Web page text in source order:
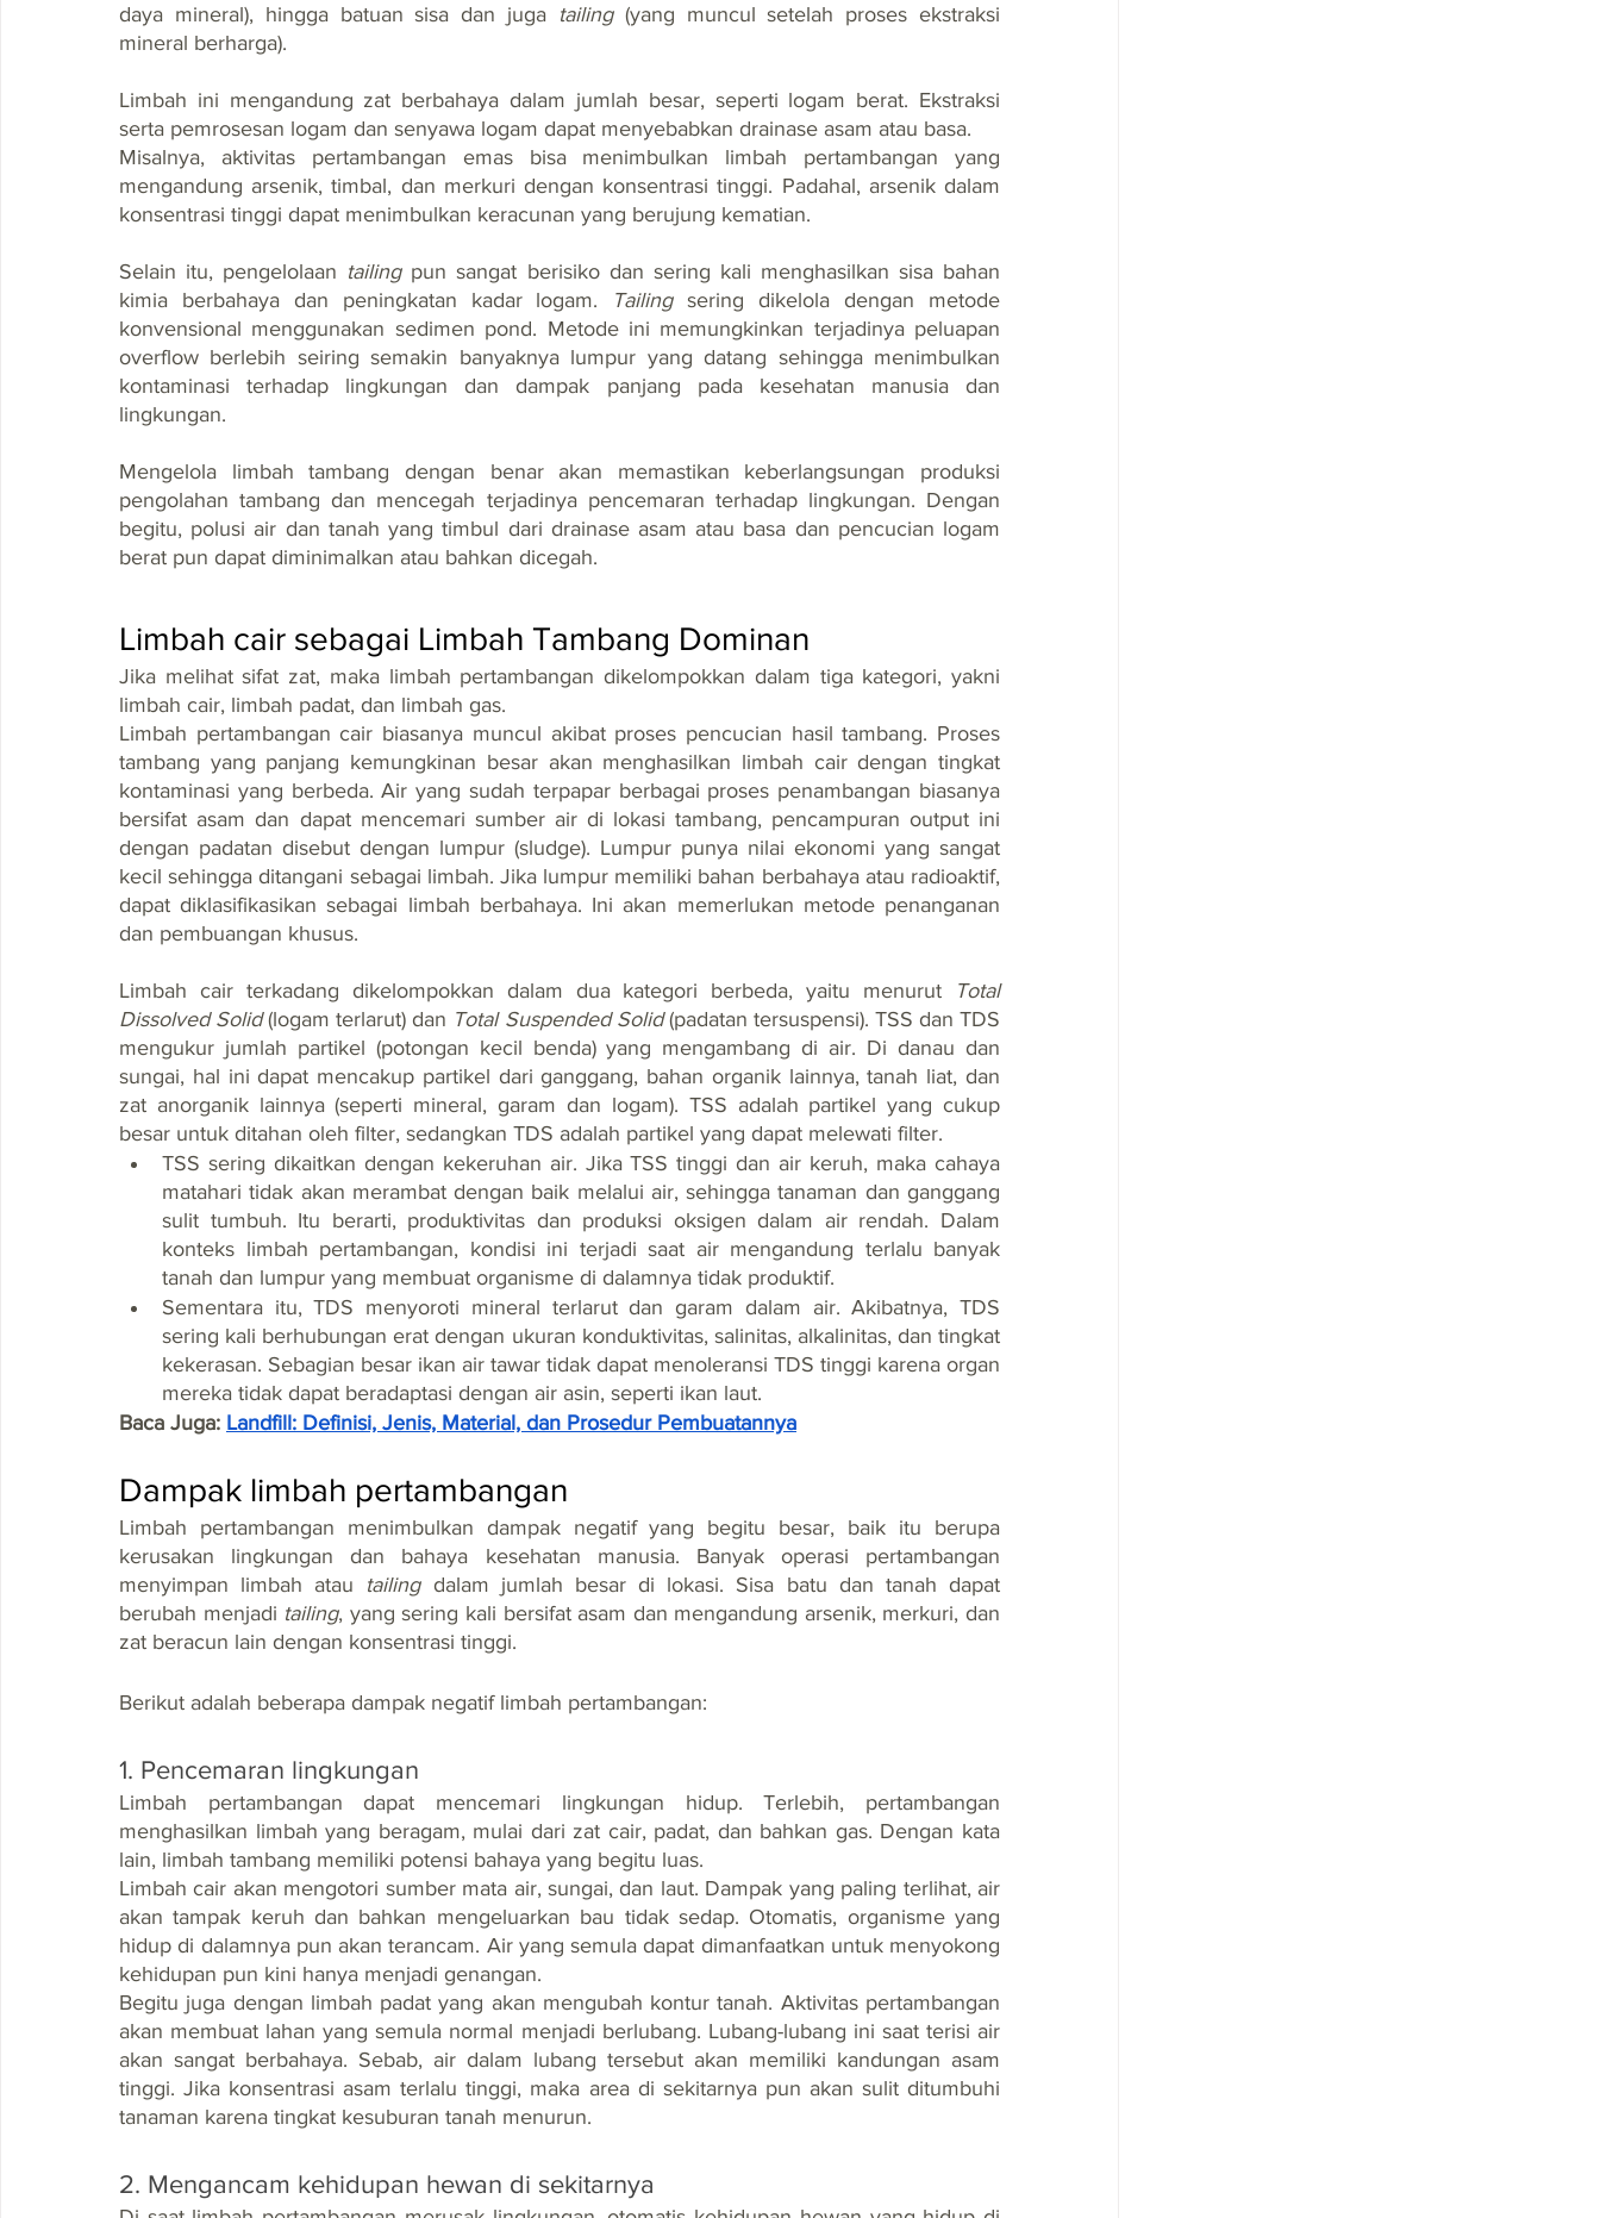
daya mineral), hingga batuan sisa dan juga tailing (yang muncul setelah proses ekstraksi
mineral berharga).
Limbah ini mengandung zat berbahaya dalam jumlah besar, seperti logam berat. Ekstraksi
serta pemrosesan logam dan senyawa logam dapat menyebabkan drainase asam atau basa.
Misalnya, aktivitas pertambangan emas bisa menimbulkan limbah pertambangan yang
mengandung arsenik, timbal, dan merkuri dengan konsentrasi tinggi. Padahal, arsenik dalam
konsentrasi tinggi dapat menimbulkan keracunan yang berujung kematian.
Selain itu, pengelolaan tailing pun sangat berisiko dan sering kali menghasilkan sisa bahan
kimia berbahaya dan peningkatan kadar logam.
Tailing sering dikelola dengan metode
konvensional menggunakan sedimen pond. Metode ini memungkinkan terjadinya peluapan
overflow berlebih seiring semakin banyaknya lumpur yang datang sehingga menimbulkan
kontaminasi terhadap lingkungan dan dampak panjang pada kesehatan manusia dan
lingkungan.
Mengelola limbah tambang dengan benar akan memastikan keberlangsungan produksi
pengolahan tambang dan mencegah terjadinya pencemaran terhadap lingkungan. Dengan
begitu, polusi air dan tanah yang timbul dari drainase asam atau basa dan pencucian logam
berat pun dapat diminimalkan atau bahkan dicegah.
Limbah cair sebagai Limbah Tambang Dominan
Jika melihat sifat zat, maka limbah pertambangan dikelompokkan dalam tiga kategori, yakni
limbah cair, limbah padat, dan limbah gas.
Limbah pertambangan cair biasanya muncul akibat proses pencucian hasil tambang. Proses
tambang yang panjang kemungkinan besar akan menghasilkan limbah cair dengan tingkat
kontaminasi yang berbeda. Air yang sudah terpapar berbagai proses penambangan biasanya
bersifat asam dan dapat mencemari sumber air di lokasi tambang, pencampuran output ini
dengan padatan disebut dengan lumpur (sludge). Lumpur punya nilai ekonomi yang sangat
kecil sehingga ditangani sebagai limbah. Jika lumpur memiliki bahan berbahaya atau radioaktif,
dapat diklasifikasikan sebagai limbah berbahaya. Ini akan memerlukan metode penanganan
dan pembuangan khusus.
Limbah cair terkadang dikelompokkan dalam dua kategori berbeda, yaitu menurut
Total
Dissolved Solid (logam terlarut) dan Total Suspended Solid (padatan tersuspensi). TSS dan TDS
mengukur jumlah partikel (potongan kecil benda) yang mengambang di air. Di danau dan
sungai, hal ini dapat mencakup partikel dari ganggang, bahan organik lainnya, tanah liat, dan
zat anorganik lainnya (seperti mineral, garam dan logam). TSS adalah partikel yang cukup
besar untuk ditahan oleh filter, sedangkan TDS adalah partikel yang dapat melewati filter.
TSS sering dikaitkan dengan kekeruhan air. Jika TSS tinggi dan air keruh, maka cahaya
matahari tidak akan merambat dengan baik melalui air, sehingga tanaman dan ganggang
sulit tumbuh. Itu berarti, produktivitas dan produksi oksigen dalam air rendah. Dalam
konteks limbah pertambangan, kondisi ini terjadi saat air mengandung terlalu banyak
tanah dan lumpur yang membuat organisme di dalamnya tidak produktif.
Sementara itu, TDS menyoroti mineral terlarut dan garam dalam air. Akibatnya, TDS
sering kali berhubungan erat dengan ukuran konduktivitas, salinitas, alkalinitas, dan tingkat
kekerasan. Sebagian besar ikan air tawar tidak dapat menoleransi TDS tinggi karena organ
mereka tidak dapat beradaptasi dengan air asin, seperti ikan laut.
Baca Juga: Landfill: Definisi, Jenis, Material, dan Prosedur Pembuatannya
Dampak limbah pertambangan
Limbah pertambangan menimbulkan dampak negatif yang begitu besar, baik itu berupa
kerusakan lingkungan dan bahaya kesehatan manusia. Banyak operasi pertambangan
menyimpan limbah atau tailing dalam jumlah besar di lokasi. Sisa batu dan tanah dapat
berubah menjadi tailing, yang sering kali bersifat asam dan mengandung arsenik, merkuri, dan
zat beracun lain dengan konsentrasi tinggi.
Berikut adalah beberapa dampak negatif limbah pertambangan:
1. Pencemaran lingkungan
Limbah pertambangan dapat mencemari lingkungan hidup. Terlebih, pertambangan
menghasilkan limbah yang beragam, mulai dari zat cair, padat, dan bahkan gas. Dengan kata
lain, limbah tambang memiliki potensi bahaya yang begitu luas.
Limbah cair akan mengotori sumber mata air, sungai, dan laut. Dampak yang paling terlihat, air
akan tampak keruh dan bahkan mengeluarkan bau tidak sedap. Otomatis, organisme yang
hidup di dalamnya pun akan terancam. Air yang semula dapat dimanfaatkan untuk menyokong
kehidupan pun kini hanya menjadi genangan.
Begitu juga dengan limbah padat yang akan mengubah kontur tanah. Aktivitas pertambangan
akan membuat lahan yang semula normal menjadi berlubang. Lubang-lubang ini saat terisi air
akan sangat berbahaya. Sebab, air dalam lubang tersebut akan memiliki kandungan asam
tinggi. Jika konsentrasi asam terlalu tinggi, maka area di sekitarnya pun akan sulit ditumbuhi
tanaman karena tingkat kesuburan tanah menurun.
2. Mengancam kehidupan hewan di sekitarnya